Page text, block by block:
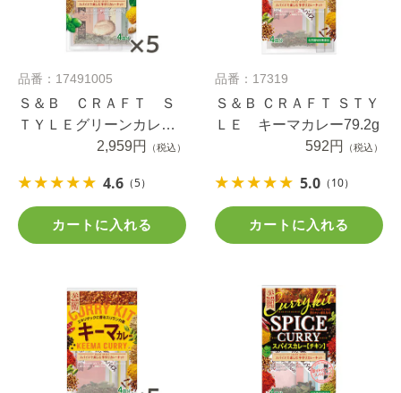
品番：17491005
Ｓ＆Ｂ ＣＲＡＦＴ Ｓ
ＴＹＬＥグリーンカレー
2,959円 （税込）
4.6 （5）
カートに入れる
品番：17319
Ｓ＆Ｂ ＣＲＡＦＴ ＳＴＹ
ＬＥ キーマカレー79.2g
592円
（税込）
5.0 （10）
カートに入れる